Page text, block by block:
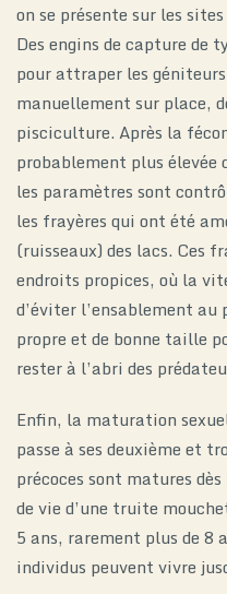
on se présente sur les
Des engins de capture de
pour attraper les
manuellement sur place,
pisciculture. Après la
probablement plus élevée
les paramètres sont
les frayères qui ont été
(ruisseaux) des lacs. Ces
endroits propices, où la
d’éviter l’ensablement
propre et de bonne taille
rester à l’abri des
Enfin, la maturation
passe à ses deuxième et
précoces sont matures
de vie d’une truite
5 ans, rarement plus de 8
individus peuvent vivre